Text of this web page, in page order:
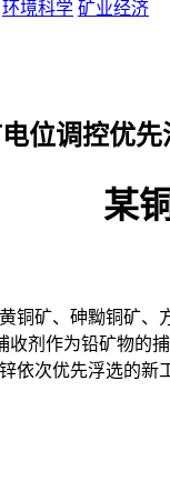
环境科学 矿业经济
位调控优先
某
铜矿、砷黝铜矿
收剂作为铅矿物的
依次优先浮选的新